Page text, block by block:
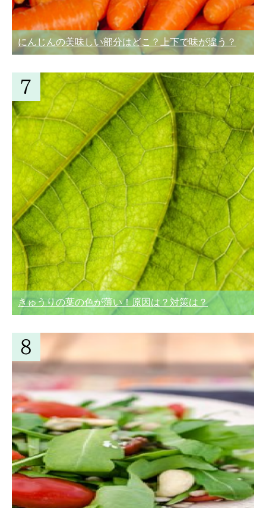
にんじんの美味しい部分はどこ？上下で味が違う？
きゅうりの葉の色が薄い！原因は？対策は？